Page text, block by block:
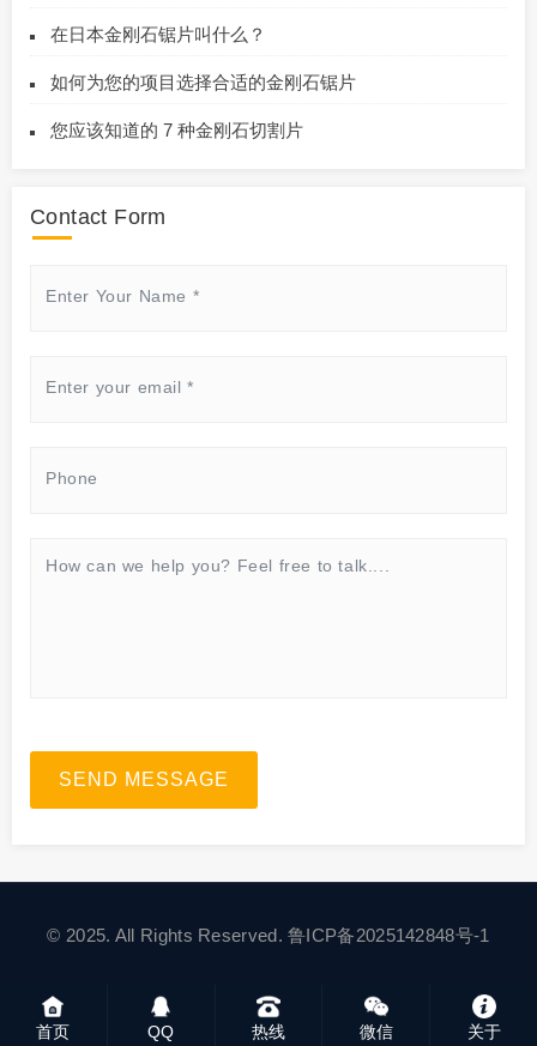
在日本金刚石锯片叫什么？
如何为您的项目选择合适的金刚石锯片
您应该知道的 7 种金刚石切割片
Contact Form
SEND MESSAGE
© 2025. All Rights Reserved.鲁ICP备2025142848号-1
首页 QQ 热线 微信 关于